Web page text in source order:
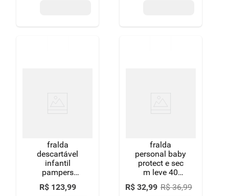
fralda
descartável
infantil
pampers
supersequinha
xg pacote 70
R$ 123,99
fralda
personal baby
protect e sec
m leve 40
pague 38
unidades
R$ 32,99 R$ 36,99